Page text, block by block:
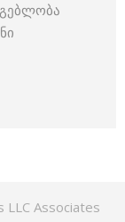
LLC Associates